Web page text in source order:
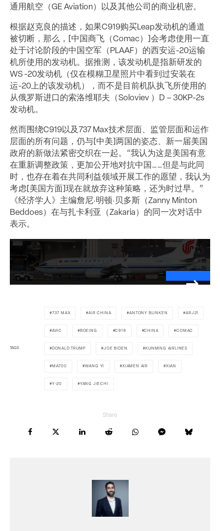
通用航空（GE Aviation）以及其他公司的商业机密。
根据赵克良的描述，如果C919购买Leap发动机的通道
被切断，那么，[中国商飞（Comac）]会考虑使用一直
处于讨论阶段的中国空军（PLAAF）的西安运-20运输
机所使用的发动机。据推测，该发动机是指新研发的
WS -20发动机（仅在模糊卫星照片中看到过安装在
运-20上的该发动机），而不是目前机队执飞所使用的
从俄罗斯进口的索洛维耶夫（Soloviev ）D – 30KP-2s
发动机。
然而围绕C919以及737 Max技术层面、监管层面和运作
层面的所有问题，仍与[中美]两国的姿态、新一届美国
政府的新做法紧密交织在一起。“我认为这是美国有意
在重新调整政策，更加公开地对抗中国……但是与此同
时，也存在着在共同利益领域开展工作的愿望，我认为
考虑[美国方面]现在就放弃这种策略，还为时过早。”
《经济学人》主编詹尼·明顿·贝多斯（Zanny Minton
Beddoes）在与扎卡利亚（Zakaria）的同一次对话中
表示。
TAGS
737 MAX AIR CHINA ANTONY BLINKEN ARJ21
AVIC BOEING C919 CHINA COMAC
DONALD TRUMP JOE BIDEN KUNMING AIRLINES
MA700 WANG YI XIAMEN AIR XIAN
Y-20 YANG JIECHI
Share